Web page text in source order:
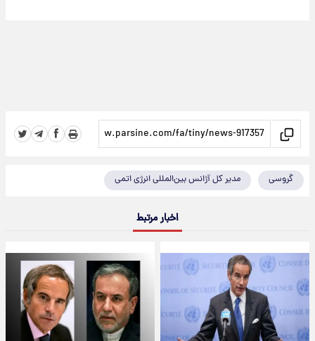
گروسی مدیر کل آژانس بین‌المللی انرژی اتمی
اخبار مرتبط